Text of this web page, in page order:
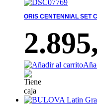
ORIS CENTENNIAL SET